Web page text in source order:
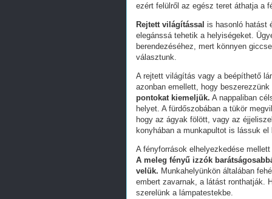
ezért felülről az egész teret áthatja a
Rejtett világítással is hasonló hatást
elegánssá tehetik a helyiségeket.
berendezéséhez, mert könnyen
választunk.
A rejtett világítás vagy a beépíthető
azonban emellett, hogy beszerezzünk
pontokat kiemeljük. A nappaliban
helyet. A fürdőszobában a tükör
hogy az ágyak fölött, vagy az
konyhában a munkapultot is lássuk
A fényforrások elhelyezkedése
A meleg fényű izzók
velük. Munkahelyünkön általában
embert zavarnak, a látást ronthatják.
szerelünk a lámpatestekbe.